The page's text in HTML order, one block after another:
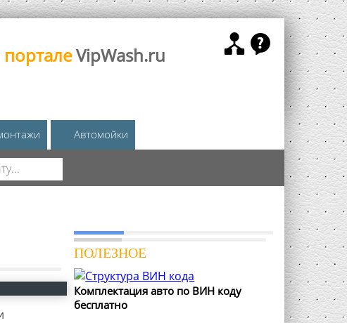
порталеVipWash.ru
Автомойки
ПОЛЕЗНОЕ
Комплектация авто по ВИН коду
бесплатно